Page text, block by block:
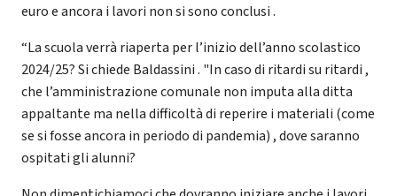
euro e ancora i lavori non si sono conclusi .
“La scuola verrà riaperta per l’inizio dell’anno scolastico
2024/25? Si chiede Baldassini . "In caso di ritardi su ritardi ,
che l’amministrazione comunale non imputa alla ditta
appaltante ma nella difficoltà di reperire i materiali (come
se si fosse ancora in periodo di pandemia) , dove saranno
ospitati gli alunni?